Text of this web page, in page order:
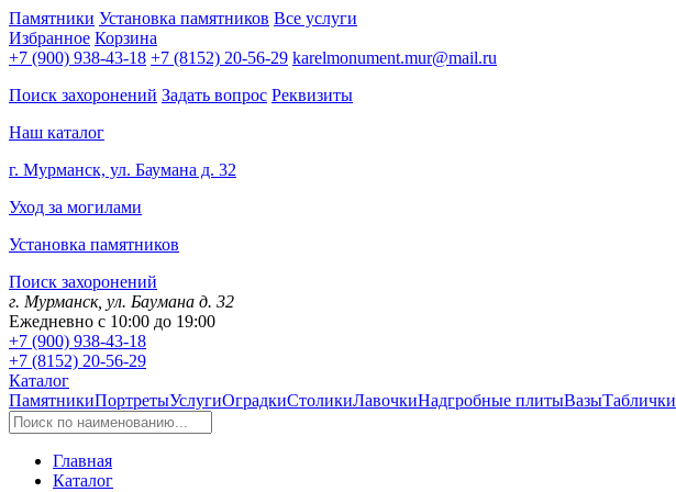
Памятники Установка памятников Все услуги
Избранное Корзина
+7 (900) 938-43-18 +7 (8152) 20-56-29 karelmonument.mur@mail.ru
Поиск захоронений Задать вопрос Реквизиты
Наш каталог
г. Мурманск, ул. Баумана д. 32
Уход за могилами
Установка памятников
Поиск захоронений
г. Мурманск, ул. Баумана д. 32
Ежедневно с 10:00 до 19:00
+7 (900) 938-43-18
+7 (8152) 20-56-29
Каталог
ПамятникиПортретыУслугиОградкиСтоликиЛавочкиНадгробные плитыВазыТаблички
Главная
Каталог